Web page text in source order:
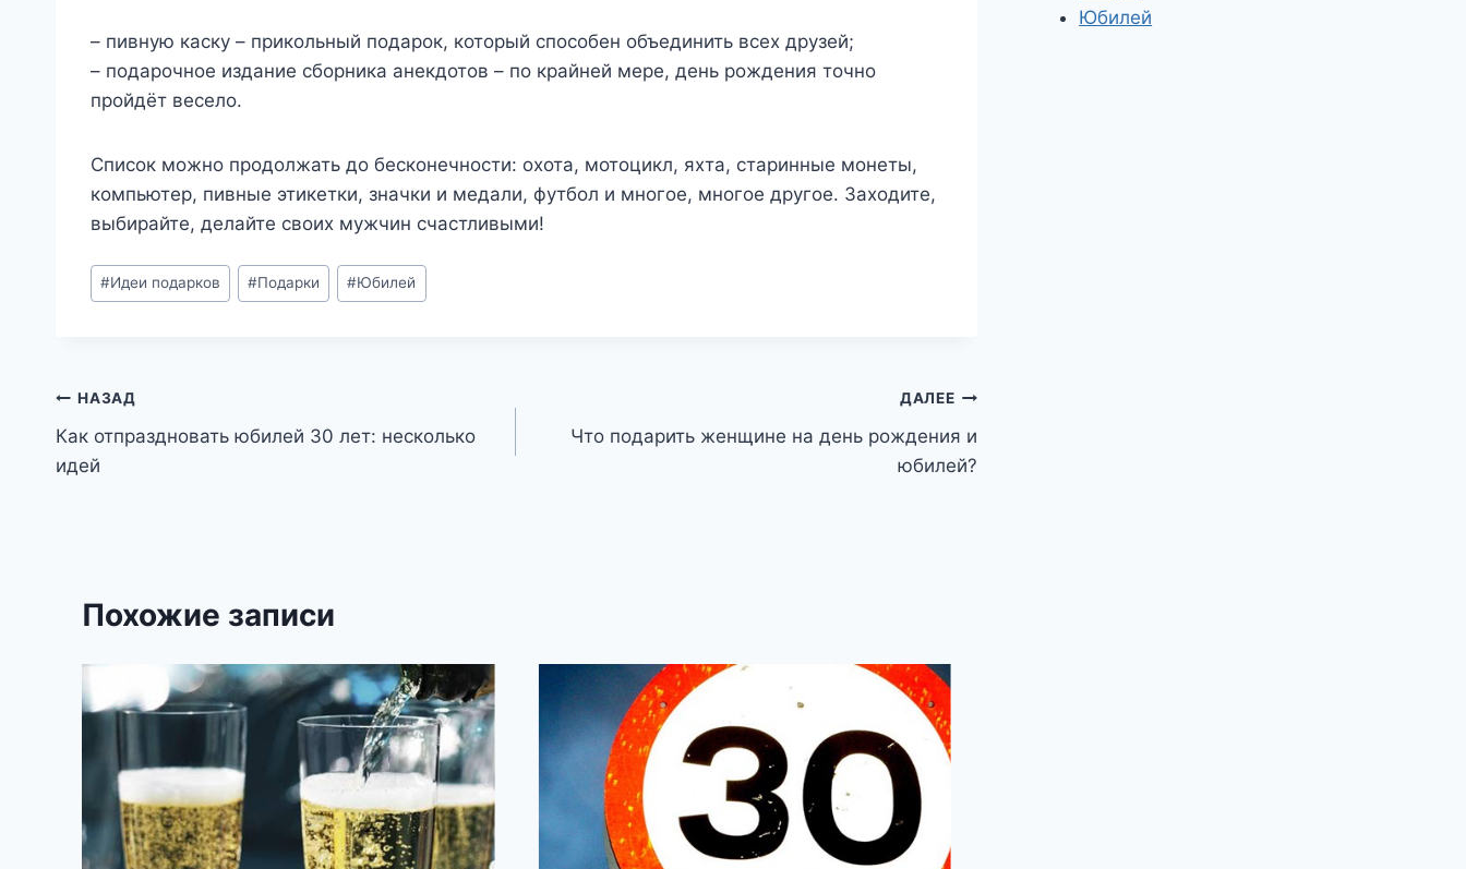
– пивную каску – прикольный подарок, который способен объединить всех друзей;
– подарочное издание сборника анекдотов – по крайней мере, день рождения точно
пройдёт весело.
Список можно продолжать до бесконечности: охота, мотоцикл, яхта, старинные монеты,
компьютер, пивные этикетки, значки и медали, футбол и многое, многое другое. Заходите,
выбирайте, делайте своих мужчин счастливыми!
Метки
записи:
#Идеи подарков #Подарки #Юбилей
Навигация
по
НАЗАД
Как отпраздновать юбилей 30 лет: несколько
идей
ДАЛЕЕ
Что подарить женщине на день рождения и
юбилей?
Похожие записи
Юбилей